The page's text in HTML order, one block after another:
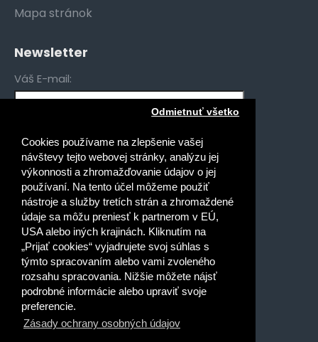
Cookies používame na zlepšenie vašej
návštevy tejto webovej stránky, analýzu jej
výkonnosti a zhromažďovanie údajov o jej
používaní. Na tento účel môžeme použiť
nástroje a služby tretích strán a zhromaždené
údaje sa môžu preniesť k partnerom v EÚ,
USA alebo iných krajinách. Kliknutím na
„Prijať cookies“ vyjadrujete svoj súhlas s
týmto spracovaním alebo vami zvoleného
rozsahu spracovania. Nižšie môžete nájsť
podrobné informácie alebo upraviť svoje
preferencie.
Zásady ochrany osobných údajov
Odmietnuť všetko
Mapa stránok
Newsletter
Váš E-mail:
Gymnáziá
Stredné odborné školy
Špeciálne základné školy
Základné školy
Prečítal(a) som si a súhlasím s
Ochrana osobných údajov